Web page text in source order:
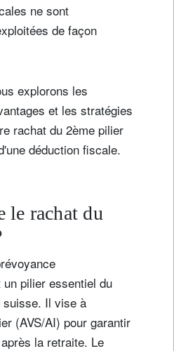
ne sont
de façon
explorons les
et les stratégies
rachat du 2ème pilier
déduction fiscale.
le rachat du
pilier essentiel du
Il vise à
(AVS/AI) pour garantir
la retraite. Le